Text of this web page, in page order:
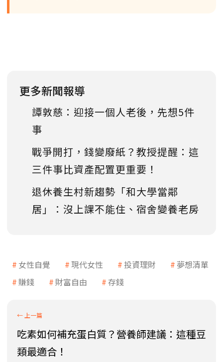
更多新聞報導
譚敦慈：迎接一個人老後，先想5件
事
戰爭開打，錢變廢紙？教授提醒：這
三件事比資產配置更重要！
退休養生村新趨勢「和大學當鄰
居」：沒上課不能住、宿舍變養老房
女性自覺 現代女性 投資理財
夢想清單
賺錢
財富自由 存錢
吃素如何補充蛋白質？營養師建議：這種豆
類最適合！